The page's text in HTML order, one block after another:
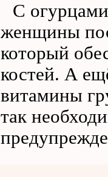
С
женщины
который
костей. А
витамины
так